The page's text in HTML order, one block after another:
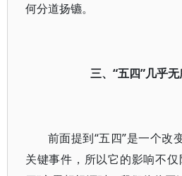
何分道扬镳。
三、“五四”几乎
前面提到“五四”是一个改
关键事件，所以它的影响不